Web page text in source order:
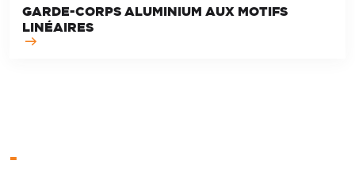
GARDE-CORPS ALUMINIUM AUX MOTIFS
LINÉAIRES
-